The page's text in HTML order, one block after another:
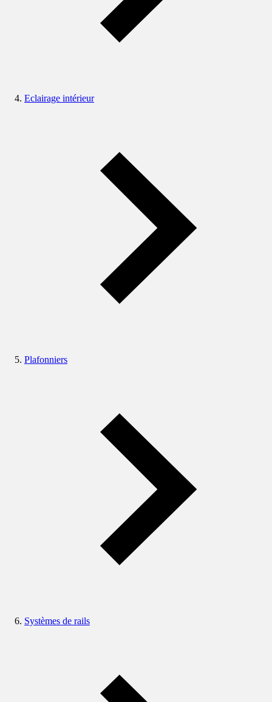
Eclairage intérieur
Plafonniers
Systèmes de rails